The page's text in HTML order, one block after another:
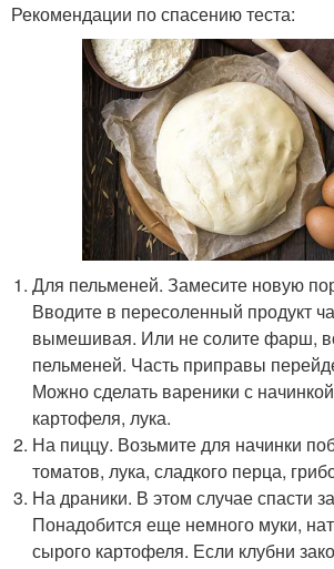
Рекомендации по спасению теста:
Для пельменей. Замесите новую
Вводите в пересоленный продукт
вымешивая. Или не солите фарш,
пельменей. Часть приправы
Можно сделать вареники с
картофеля, лука.
На пиццу. Возьмите для начинки
томатов, лука, сладкого перца,
На драники. В этом случае спасти
Понадобится еще немного муки,
сырого картофеля. Если клубни